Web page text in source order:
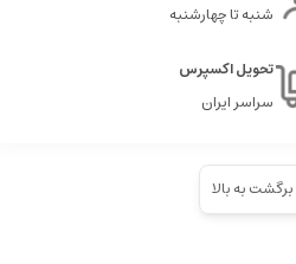
شنبه تا چهارشنبه
تحویل اکسپرس
سراسر ایران
برگشت به بالا